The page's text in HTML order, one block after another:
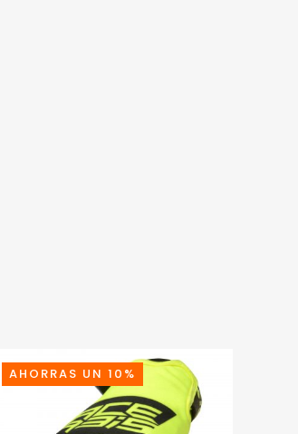
AHORRAS UN 10%